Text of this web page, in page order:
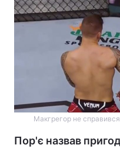
Макгрегор не
Пор'є назвав